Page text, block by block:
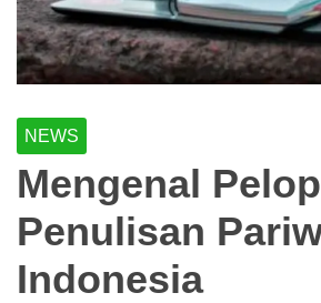
NEWS
Mengenal
Penulisan
Indonesia